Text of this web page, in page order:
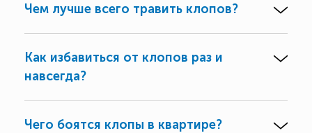
Чем лучше всего травить клопов?
Как избавиться от клопов раз и
навсегда?
Чего боятся клопы в квартире?